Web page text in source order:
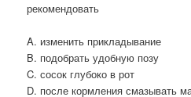
рекомендовать
A. изменить прикладывание
B. подобрать удобную позу
C. сосок глубоко в рот
D. после кормления смазывать